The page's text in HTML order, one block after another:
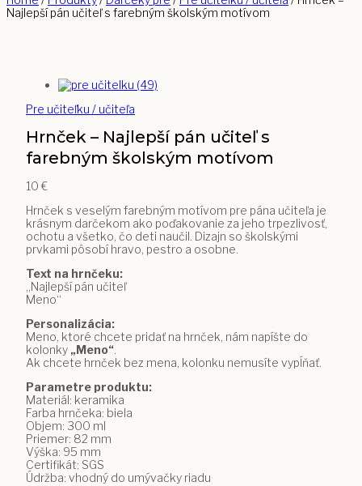
Najlepší pán učiteľ s farebným školským motívom
Pre učiteľku / učiteľa
Hrnček – Najlepší pán učiteľ s
farebným školským motívom
10 €
Hrnček s veselým farebným motívom pre pána učiteľa je
krásnym darčekom ako poďakovanie za jeho trpezlivosť,
ochotu a všetko, čo deti naučil. Dizajn so školskými
prvkami pôsobí hravo, pestro a osobne.
Text na hrnčeku:
„Najlepší pán učiteľ
Meno“
Personalizácia:
Meno, ktoré chcete pridať na hrnček, nám napíšte do
kolonky „Meno“
Ak chcete hrnček bez mena, kolonku nemusíte vypĺňať.
Parametre produktu:
Materiál: keramika
Farba hrnčeka: biela
Objem: 300 ml
Priemer: 82 mm
Výška: 95 mm
Certifikát: SGS
Údržba: vhodný do umývačky riadu